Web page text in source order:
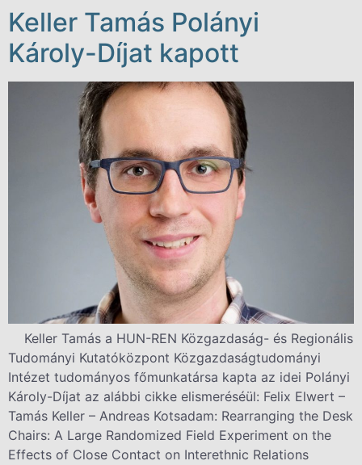
Keller Tamás Polányi
Károly-Díjat kapott
Keller Tamás a HUN-REN Közgazdaság- és Regionális
Tudományi Kutatóközpont Közgazdaságtudományi
Intézet tudományos főmunkatársa kapta az idei Polányi
Károly-Díjat az alábbi cikke elismeréséül: Felix Elwert –
Tamás Keller – Andreas Kotsadam: Rearranging the Desk
Chairs: A Large Randomized Field Experiment on the
Effects of Close Contact on Interethnic Relations